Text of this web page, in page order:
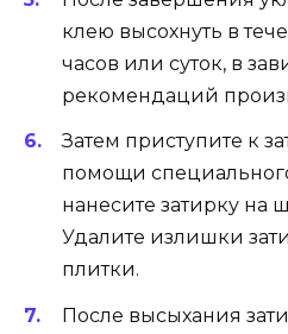
клею высохнуть в
часов или суток, в
рекомендаций
Затем приступите к
помощи
нанесите затирку
Удалите излишки
плитки.
После высыхания